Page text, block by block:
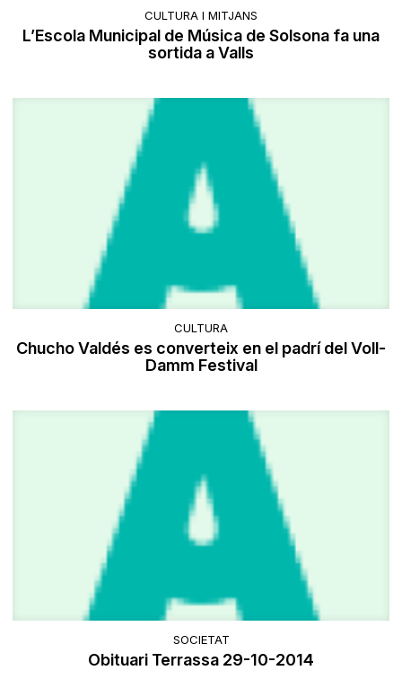
CULTURA I MITJANS
L’Escola Municipal de Música de Solsona fa una
sortida a Valls
CULTURA
Chucho Valdés es converteix en el padrí del Voll-
Damm Festival
SOCIETAT
Obituari Terrassa 29-10-2014